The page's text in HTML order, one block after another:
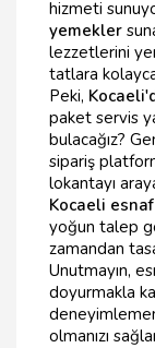
hizmeti
yemekler
lezzetlerini
tatlara
Peki,
paket servis
bulacağız?
sipariş
lokantayı
Kocaeli
yoğun talep
zamandan
Unutmayın,
doyurmakla
olmanızı